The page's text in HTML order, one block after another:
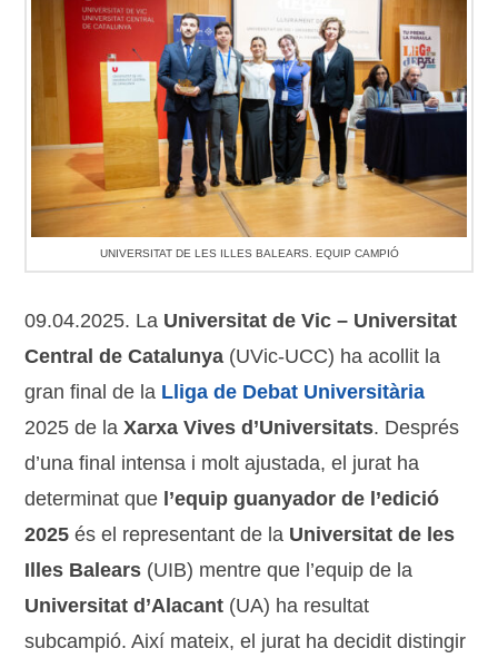
UNIVERSITAT DE LES ILLES BALEARS. EQUIP CAMPIÓ
09.04.2025. La Universitat de Vic – Universitat
Central de Catalunya (UVic-UCC) ha acollit la
gran final de la Lliga de Debat Universitària
2025 de laXarxa Vives d’Universitats. Després
d’una final intensa i molt ajustada, el jurat ha
determinat que l’equip guanyador de l’edició
2025 és el representant de la Universitat de les
Illes Balears (UIB) mentre que l’equip de la
Universitat d’Alacant (UA) ha resultat
subcampió. Així mateix, el jurat ha decidit distingir